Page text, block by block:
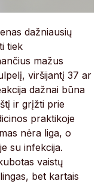
dažniausių
tiek
mažus
viršijantį 37 ar
dažnai būna
ir grįžti prie
praktikoje
nėra liga, o
su infekcija.
vaistų
bet kartais